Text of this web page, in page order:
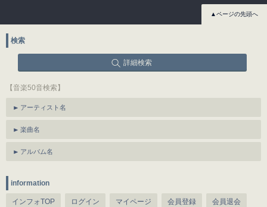
▲ページの先頭へ
検索
詳細検索
【音楽50音検索】
アーティスト名
楽曲名
アルバム名
information
インフォTOP ログイン マイページ 会員登録 会員退会